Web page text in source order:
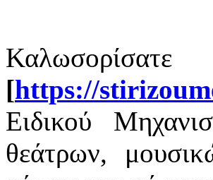
[https://
Ειδικού
θεάτρων,